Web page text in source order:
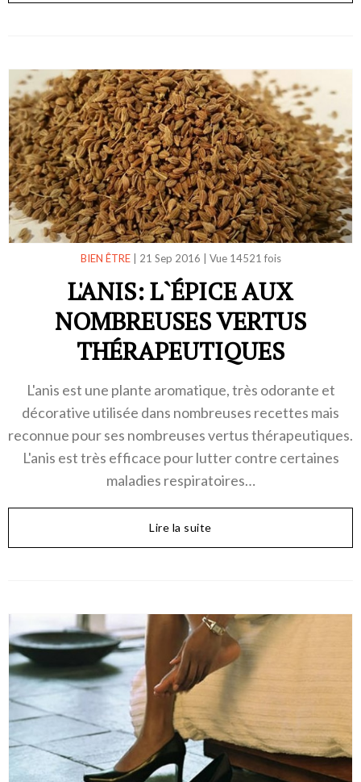
BIEN ÊTRE| 21 Sep 2016 Vue 14521 fois
L'ANIS: L`ÉPICE AUX
NOMBREUSES VERTUS
THÉRAPEUTIQUES
L'anis est une plante aromatique, très odorante et
décorative utilisée dans nombreuses recettes mais
reconnue pour ses nombreuses vertus thérapeutiques.
L'anis est très efficace pour lutter contre certaines
maladies respiratoires…
Lire la suite